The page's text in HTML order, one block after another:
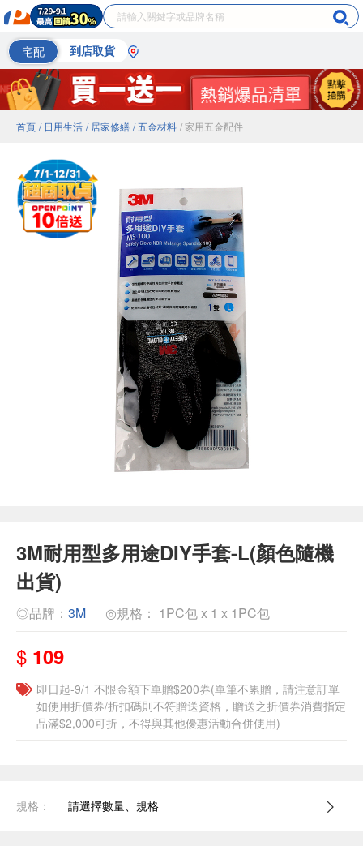
宅配 到店取貨
首頁 / 日用生活 / 居家修繕 / 五金材料 / 家用五金配件
3M耐用型多用途DIY手套-L(顏色隨機
出貨)
◎品牌： 3M ◎規格： 1PC包 x 1 x 1PC包
$ 109
即日起-9/1 不限金額下單贈$200券(單筆不累贈，請注意訂單
如使用折價券/折扣碼則不符贈送資格，贈送之折價券消費指定
品滿$2,000可折，不得與其他優惠活動合併使用)
規格： 請選擇數量、規格